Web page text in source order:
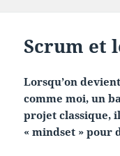
Scrum et
Lorsqu’on
comme moi, un
projet classique,
« mindset » pour